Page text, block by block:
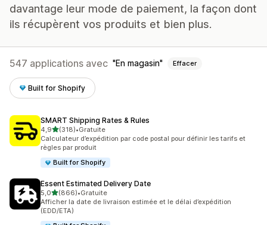
davantage leur mode de paiement, la façon dont
ils récupèrent vos produits et bien plus.
547 applications avec En magasin Effacer
Built for Shopify
SMART Shipping Rates & Rules
4,9étoile(s) sur 5
(318)
318 avis au total
•Gratuite
Calculateur d’expédition par code postal pour définir les tarifs et
règles par produit
Built for Shopify
Essent Estimated Delivery Date
5,0étoile(s) sur 5
(866)
866 avis au total
•Gratuite
Afficher la date de livraison estimée et le délai d’expédition
(EDD/ETA)